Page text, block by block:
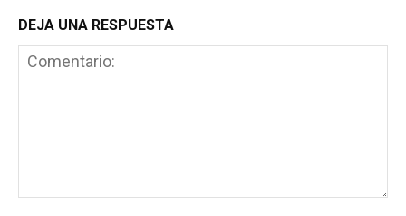
DEJA UNA RESPUESTA